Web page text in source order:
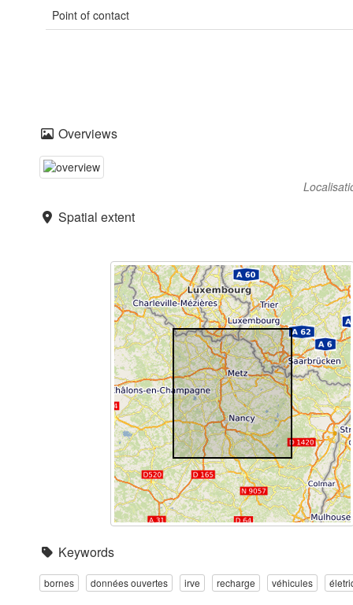
Point of contact
Overviews
Spatial extent
Keywords
bornes données ouvertes irve recharge véhicules